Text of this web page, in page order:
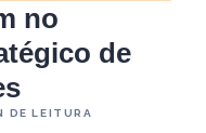
no
de
DE LEITURA